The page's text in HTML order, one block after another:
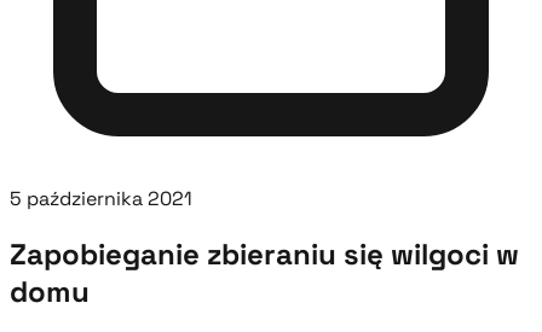
5 października 2021
Zapobieganie zbieraniu się wilgoci w
domu